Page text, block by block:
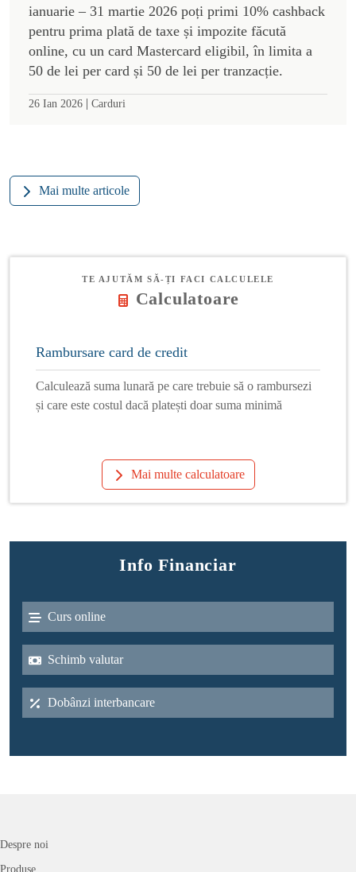
ianuarie – 31 martie 2026 poți primi 10% cashback
pentru prima plată de taxe și impozite făcută
online, cu un card Mastercard eligibil, în limita a
50 de lei per card și 50 de lei per tranzacție.
26 Ian 2026 | Carduri
Mai multe articole
TE AJUTĂM SĂ-ȚI FACI CALCULELE
Calculatoare
Rambursare card de credit
Calculează suma lunară pe care trebuie să o rambursezi
și care este costul dacă platești doar suma minimă
Mai multe calculatoare
Info Financiar
Curs online
Schimb valutar
Dobânzi interbancare
Despre noi
Produse